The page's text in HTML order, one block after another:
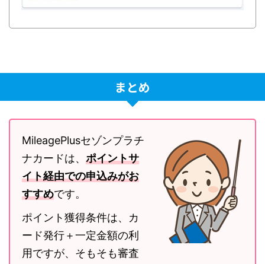
まとめ
MileagePlusセゾンプラチ
ナカードは、 ポイントサ
イト経由での申込みがお
すすめです。
ポイント獲得条件は、カ
ード発行＋一定金額の利
用ですが、そもそも審査